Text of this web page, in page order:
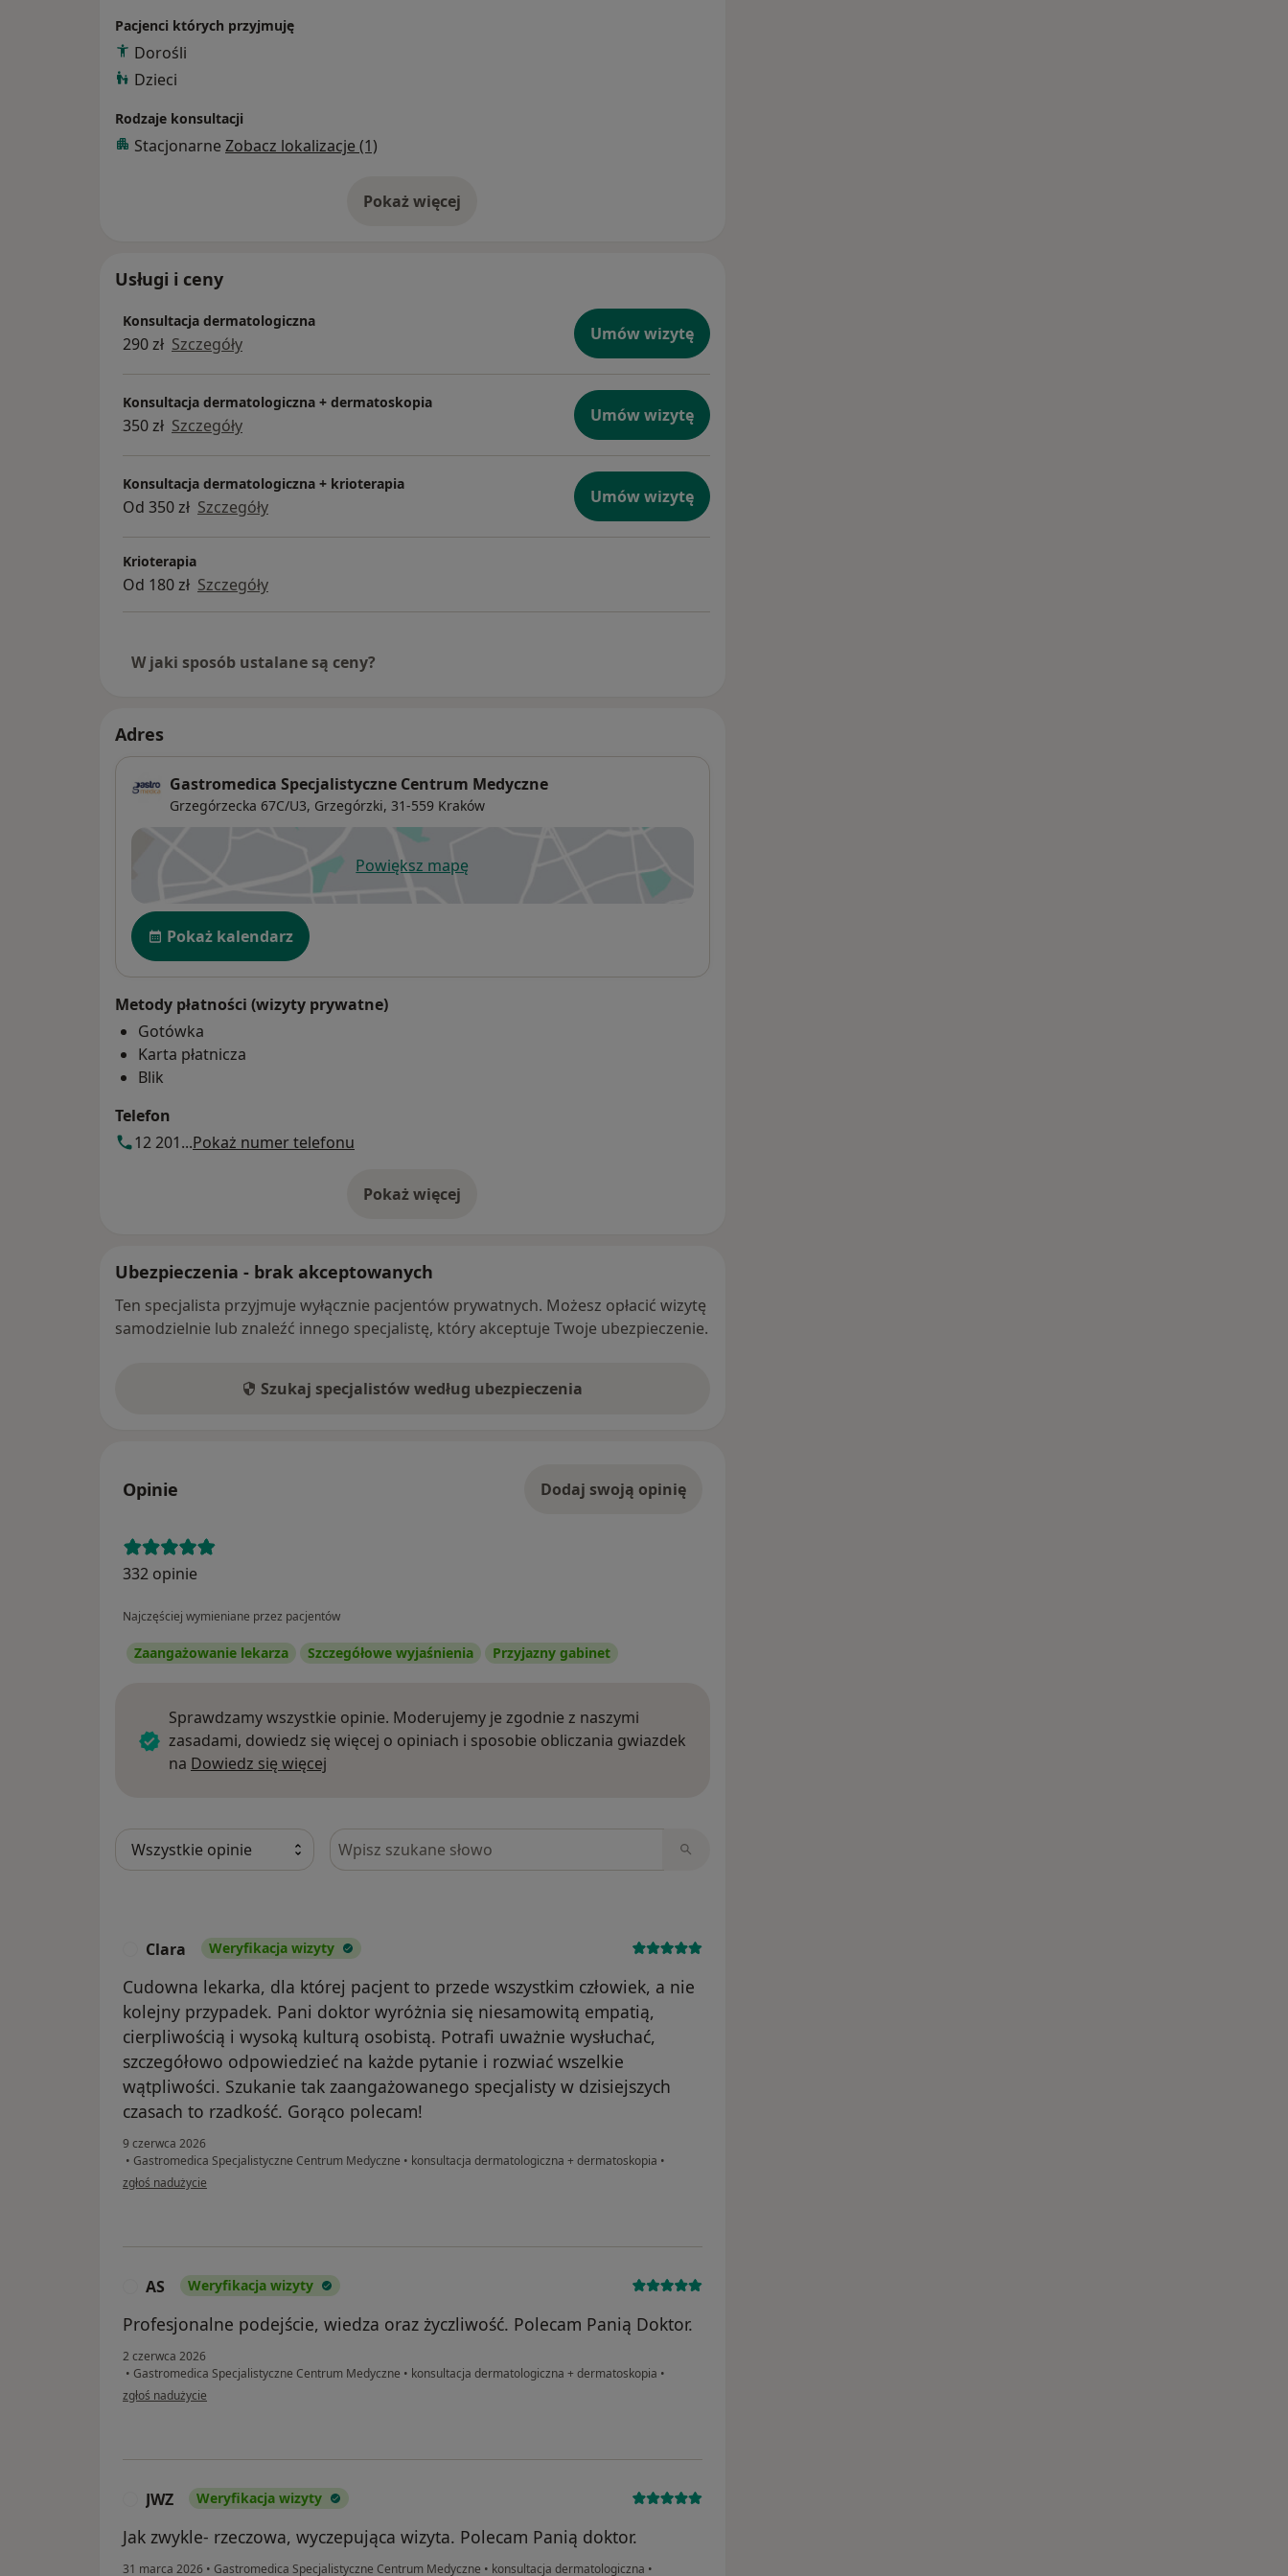
Pacjenci których przyjmuję
Dorośli
Dzieci
Rodzaje konsultacji
Stacjonarne Zobacz lokalizacje (1)
Pokaż więcejo doświadczeniu
Usługi i ceny
Konsultacja dermatologiczna
290 zł Szczegóły Umów wizytę
Konsultacja dermatologiczna + dermatoskopia
350 zł Szczegóły Umów wizytę
Konsultacja dermatologiczna + krioterapia
Od 350 zł Szczegóły Umów wizytę
Krioterapia
Od 180 zł Szczegóły
W jaki sposób ustalane są ceny?
Adres
Gastromedica Specjalistyczne Centrum Medyczne
Grzegórzecka 67C/U3, Grzegórzki, 31-559 Kraków
Powiększ mapęotwiera się w nowej karcie
Dostępność
Pokaż kalendarz
Metody płatności (wizyty prywatne)
Gotówka
Karta płatnicza
Blik
Telefon
12 201...Pokaż numer telefonu
Pokaż więcej
o adresie
Ubezpieczenia - brak akceptowanych
Ten specjalista przyjmuje wyłącznie pacjentów prywatnych. Możesz opłacić wizytę
samodzielnie lub znaleźć innego specjalistę, który akceptuje Twoje ubezpieczenie.
Szukaj specjalistów według ubezpieczenia
Opinie Dodaj swoją opinię
332 opinie
Najczęściej wymieniane przez pacjentów
Zaangażowanie lekarza Szczegółowe wyjaśnienia Przyjazny gabinet
Sprawdzamy wszystkie opinie. Moderujemy je zgodnie z naszymi
zasadami, dowiedz się więcej o opiniach i sposobie obliczania gwiazdek
na Dowiedz się więcej
Szukaj w opiniach
Clara Weryfikacja wizyty
Cudowna lekarka, dla której pacjent to przede wszystkim człowiek, a nie
kolejny przypadek. Pani doktor wyróżnia się niesamowitą empatią,
cierpliwością i wysoką kulturą osobistą. Potrafi uważnie wysłuchać,
szczegółowo odpowiedzieć na każde pytanie i rozwiać wszelkie
wątpliwości. Szukanie tak zaangażowanego specjalisty w dzisiejszych
czasach to rzadkość. Gorąco polecam!
9 czerwca 2026
• Gastromedica Specjalistyczne Centrum Medyczne • konsultacja dermatologiczna + dermatoskopia •
w opinii użytkownika Clara
zgłoś nadużycie
AS Weryfikacja wizyty
Profesjonalne podejście, wiedza oraz życzliwość. Polecam Panią Doktor.
2 czerwca 2026
• Gastromedica Specjalistyczne Centrum Medyczne • konsultacja dermatologiczna + dermatoskopia •
w opinii użytkownika AS
zgłoś nadużycie
JWZ Weryfikacja wizyty
Jak zwykle- rzeczowa, wyczepująca wizyta. Polecam Panią doktor.
31 marca 2026 • Gastromedica Specjalistyczne Centrum Medyczne • konsultacja dermatologiczna •